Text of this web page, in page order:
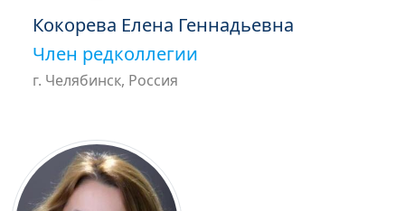
Кокорева Елена Геннадьевна
Член редколлегии
г. Челябинск, Россия